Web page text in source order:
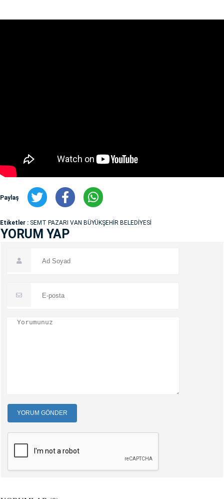
Paylaş
Etiketler : SEMT PAZARI VAN BÜYÜKŞEHİR BELEDİYESİ
YORUM YAP
YORUM GÖNDER